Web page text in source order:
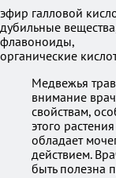
эфир галловой
дубильные
флавоноиды,
органические
Медвежья
внимание
свойствам,
этого
обладает
действием.
быть полезна